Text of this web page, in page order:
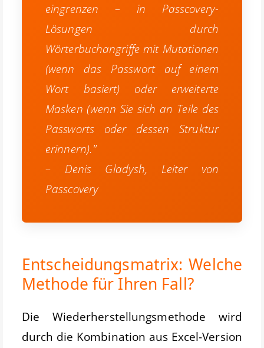
eingrenzen – in Passcovery-
Lösungen durch
Wörterbuchangriffe mit Mutationen
(wenn das Passwort auf einem
Wort basiert) oder erweiterte
Masken (wenn Sie sich an Teile des
Passworts oder dessen Struktur
erinnern)."
– Denis Gladysh, Leiter von
Passcovery
Entscheidungsmatrix: Welche
Methode für Ihren Fall?
Die Wiederherstellungsmethode wird
durch die Kombination aus Excel-Version